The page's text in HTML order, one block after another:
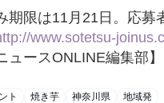
限は11月21日。応募
www.sotetsu-
ュースONLINE編集部】
ト 焼き芋 神奈川県 地域発